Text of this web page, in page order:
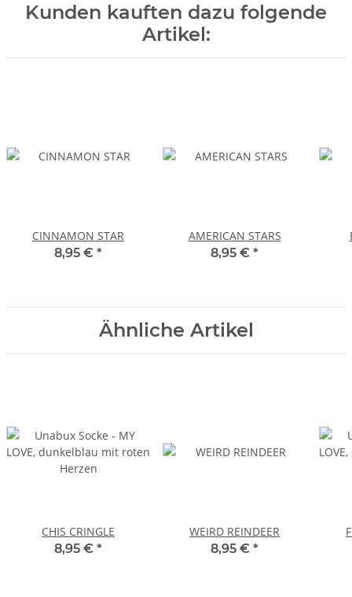
Kunden kauften dazu folgende
Artikel:
CINNAMON STAR
8,95 € *
AMERICAN STARS
8,95 € *
Ähnliche Artikel
CHIS CRINGLE
8,95 € *
WEIRD REINDEER
8,95 € *